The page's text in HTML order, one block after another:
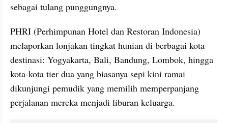
sebagai tulang punggungnya.
PHRI (Perhimpunan Hotel dan Restoran Indonesia)
melaporkan lonjakan tingkat hunian di berbagai kota
destinasi: Yogyakarta, Bali, Bandung, Lombok, hingga
kota-kota tier dua yang biasanya sepi kini ramai
dikunjungi pemudik yang memilih memperpanjang
perjalanan mereka menjadi liburan keluarga.